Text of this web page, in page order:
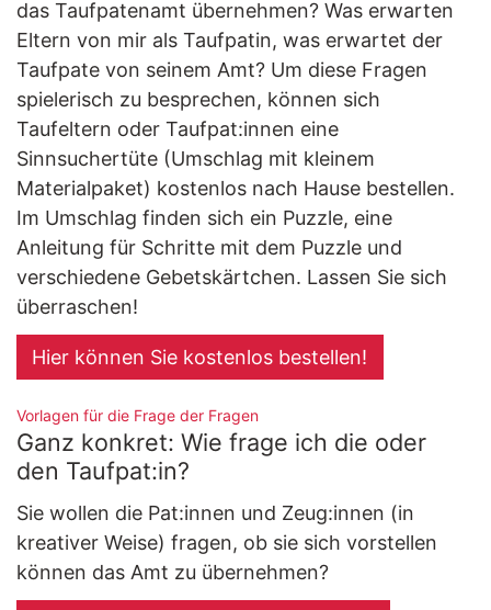
das Taufpatenamt übernehmen? Was erwarten
Eltern von mir als Taufpatin, was erwartet der
Taufpate von seinem Amt? Um diese Fragen
spielerisch zu besprechen, können sich
Taufeltern oder Taufpat:innen eine
Sinnsuchertüte (Umschlag mit kleinem
Materialpaket) kostenlos nach Hause bestellen.
Im Umschlag finden sich ein Puzzle, eine
Anleitung für Schritte mit dem Puzzle und
verschiedene Gebetskärtchen. Lassen Sie sich
überraschen!
Hier können Sie kostenlos bestellen!
Vorlagen für die Frage der Fragen:
Ganz konkret: Wie frage ich die oder
den Taufpat:in?
Sie wollen die Pat:innen und Zeug:innen (in
kreativer Weise) fragen, ob sie sich vorstellen
können das Amt zu übernehmen?